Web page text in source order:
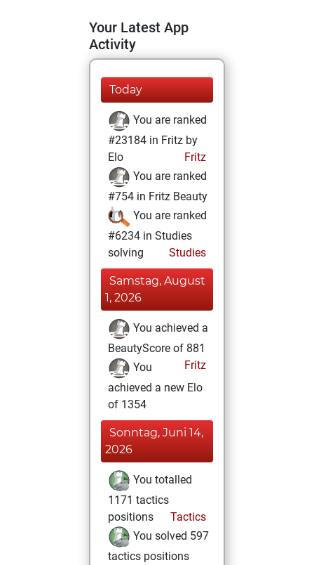
Your Latest App
Activity
Today
You are ranked
#23184 in Fritz by
Elo
Fritz
You are ranked
#754 in Fritz Beauty
You are ranked
#6234 in Studies
solving
Studies
Samstag, August
1, 2026
You achieved a
BeautyScore of 881
Fritz
You
achieved a new Elo
of 1354
Sonntag, Juni 14,
2026
You totalled
1171 tactics
positions
Tactics
You solved 597
tactics positions